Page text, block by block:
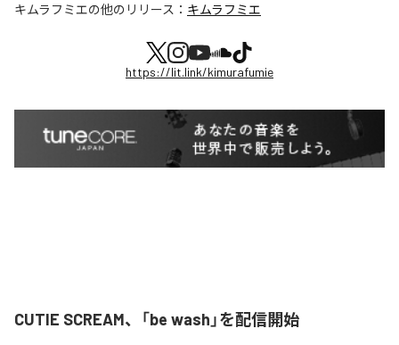
キムラフミエの他のリリース： キムラフミエ
https://lit.link/kimurafumie
CUTIE SCREAM、「be wash」を配信開始